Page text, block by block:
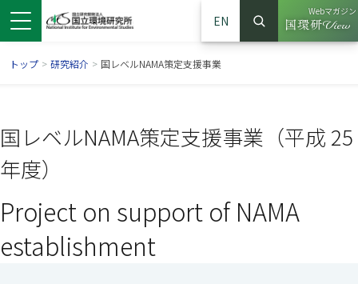
EN
サイト内検索
検索
Webマガジン
（別ウイ
トップ > 研究紹介 > 国レベルNAMA策定支援事業
国レベルNAMA策定支援事業（平成 25
年度）
Project on support of NAMA
establishment